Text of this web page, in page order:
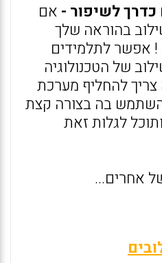
לשיפור - אם
בהוראה שלך
אפשר לתלמידים
של הטכנולוגיה
להחליף מערכת
בה בצורה קצת
לגלות זאת
אחרים...